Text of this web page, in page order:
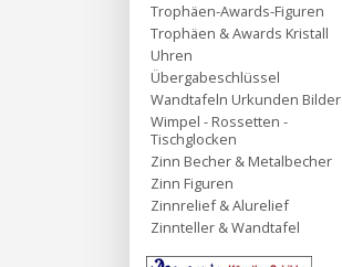
Trophäen-Awards-Figuren
Trophäen & Awards Kristall
Uhren
Übergabeschlüssel
Wandtafeln Urkunden Bilder
Wimpel - Rossetten -
Tischglocken
Zinn Becher & Metalbecher
Zinn Figuren
Zinnrelief & Alurelief
Zinnteller & Wandtafel